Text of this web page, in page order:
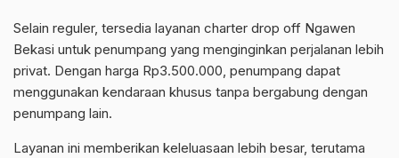
Selain reguler, tersedia layanan charter drop off Ngawen
Bekasi untuk penumpang yang menginginkan perjalanan lebih
privat. Dengan harga Rp3.500.000, penumpang dapat
menggunakan kendaraan khusus tanpa bergabung dengan
penumpang lain.
Layanan ini memberikan keleluasaan lebih besar, terutama